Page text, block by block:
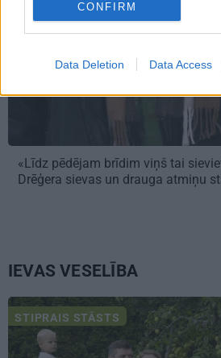
CONFIRM
Data Deletion Data Access
«Līdz pēdējam brīdim viņš tai
Drēģera sievas un drauga atmiņu
IEVAS VESELĪBA
STIPRAIS STĀSTS